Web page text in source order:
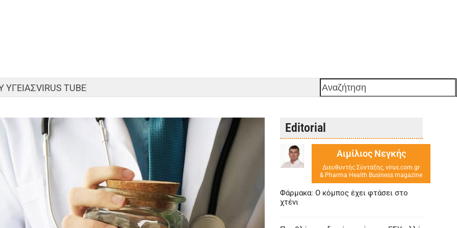
ΥΓΕΙΑΣVIRUS TUBE Αναζήτηση
Editorial
Αιμίλιος Νεγκής
Διευθυντής Σύνταξης, virus.com.gr
& Pharma Health Business magazine
Φάρμακα: Ο κόμπος έχει φτάσει στο
χτένι